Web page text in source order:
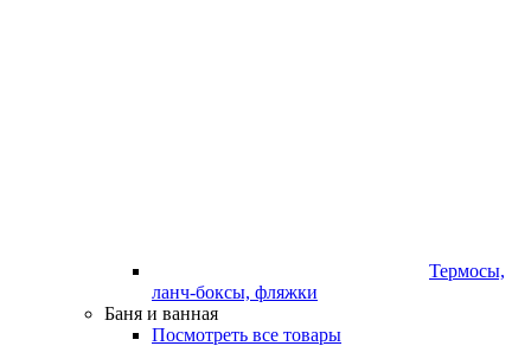
Термосы,
ланч-боксы, фляжки
Баня и ванная
Посмотреть все товары